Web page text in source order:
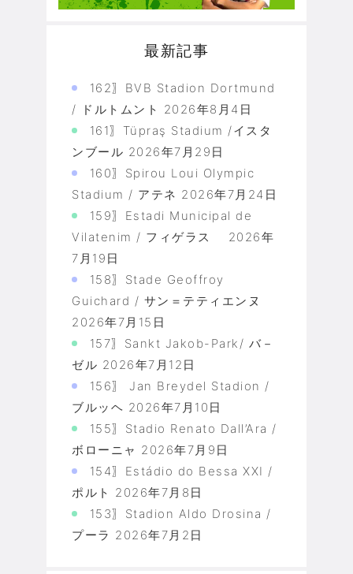
最新記事
162〗BVB Stadion Dortmund
/ ドルトムント 2026年8月4日
161〗Tüpraş Stadium /イスタ
ンブール 2026年7月29日
160〗Spirou Loui Olympic
Stadium / アテネ 2026年7月24日
159〗Estadi Municipal de
Vilatenim / フィゲラス
2026年
7月19日
158〗Stade Geoffroy
Guichard / サン＝テティエンヌ
2026年7月15日
157〗Sankt Jakob-Park/ バ－
ゼル 2026年7月12日
156〗 Jan Breydel Stadion /
ブルッヘ 2026年7月10日
155〗Stadio Renato Dall’Ara /
ボローニャ 2026年7月9日
154〗Estádio do Bessa XXI /
ポルト 2026年7月8日
153〗Stadion Aldo Drosina /
プーラ 2026年7月2日